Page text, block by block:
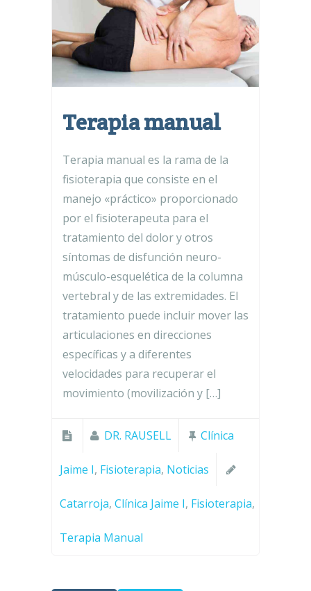
Terapia manual
Terapia manual es la rama de la
fisioterapia que consiste en el
manejo «práctico» proporcionado
por el fisioterapeuta para el
tratamiento del dolor y otros
síntomas de disfunción neuro-
músculo-esquelética de la columna
vertebral y de las extremidades. El
tratamiento puede incluir mover las
articulaciones en direcciones
específicas y a diferentes
velocidades para recuperar el
movimiento (movilización y […]
DR. RAUSELL Clínica
Jaime I, Fisioterapia, Noticias
Catarroja, Clínica Jaime I, Fisioterapia,
Terapia Manual